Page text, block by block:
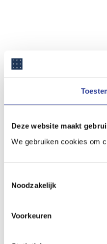
Deze website maakt
We gebruiken cookies om
Noodzakelijk
Voorkeuren